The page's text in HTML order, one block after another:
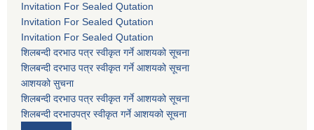
Invitation For Sealed Qutation
Invitation For Sealed Qutation
Invitation For Sealed Qutation
शिलबन्दी दरभाउ पत्र स्वीकृत गर्ने आशयको सूचना
शिलबन्दी दरभाउ पत्र स्वीकृत गर्ने आशयको सूचना
आशयको सुचना
शिलबन्दी दरभाउ पत्र स्वीकृत गर्ने आशयको सूचना
शिलबन्दी दरभाउपत्र स्वीकृत गर्ने आशयको सूचना